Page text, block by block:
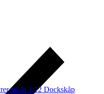
skala 1:12 Dockskåp